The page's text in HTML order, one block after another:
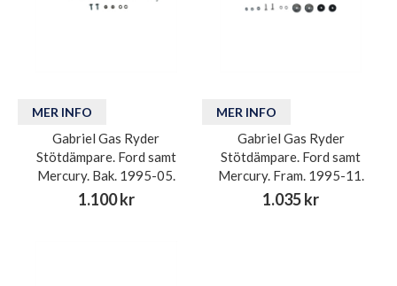
MER INFO
Gabriel Gas Ryder
Stötdämpare. Ford samt
Mercury. Bak. 1995-05.
1.100 kr
MER INFO
Gabriel Gas Ryder
Stötdämpare. Ford samt
Mercury. Fram. 1995-11.
1.035 kr